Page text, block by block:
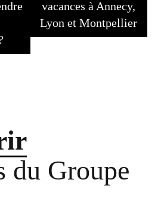
vacances à Annecy,
Lyon et Montpellier
du Groupe